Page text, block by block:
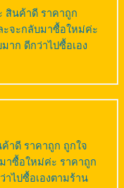
สินค้าดี ราคาถูก
ะจะกลับมาซื้อใหม่ค่ะ
าก ดีกว่าไปซื้อเอง
าดี ราคาถูก ถูกใจ
าซื้อใหม่ค่ะ ราคาถูก
าไปซื้อเองตามร้าน